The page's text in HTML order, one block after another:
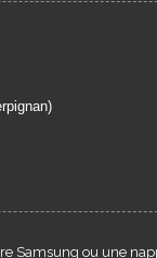
Samsung ou une